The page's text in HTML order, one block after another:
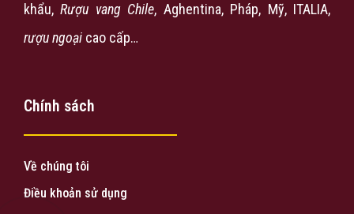
khẩu,Rượu vang Chile, Aghentina, Pháp, Mỹ, ITALIA,
rượu ngoại cao cấp…
Chính sách
Về chúng tôi
Điều khoản sử dụng